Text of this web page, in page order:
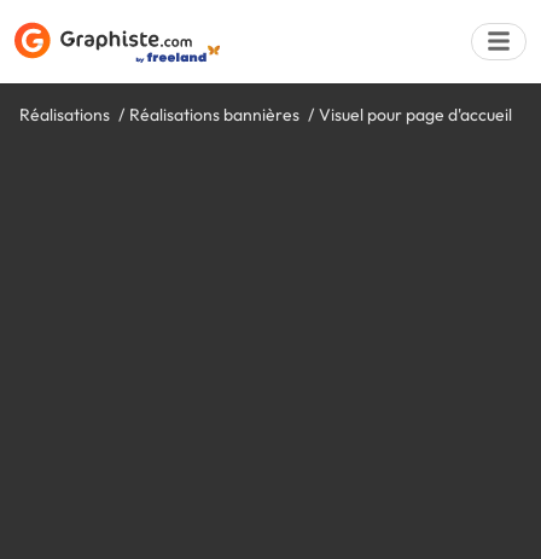
Réalisations Réalisations bannières Visuel pour page d'accueil